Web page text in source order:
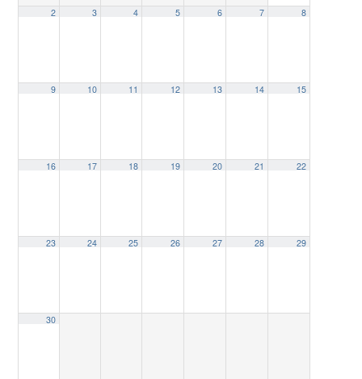
2 3 4 5 6 7 8
9 10 11 12 13 14 15
16 17 18 19 20 21 22
23 24 25 26 27 28 29
30